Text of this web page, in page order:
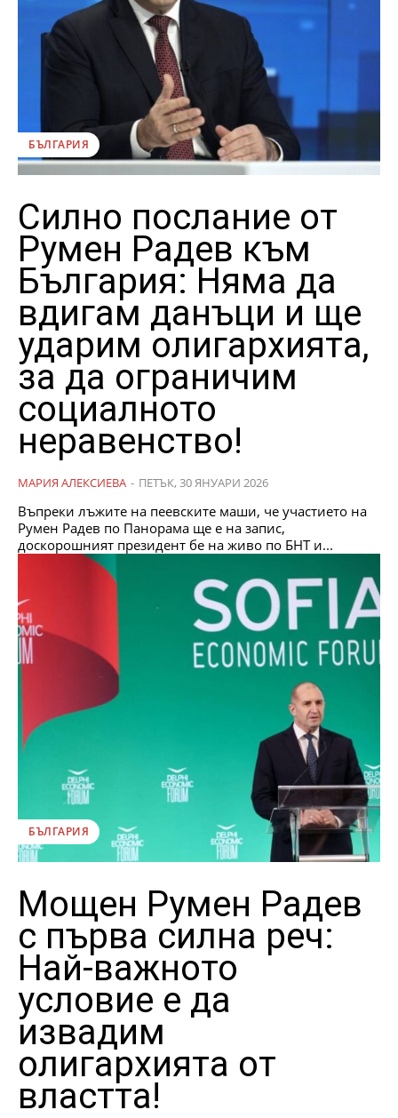
БЪЛГАРИЯ
Силно послание от
Румен Радев към
България: Няма да
вдигам данъци и ще
ударим олигархията,
за да ограничим
социалното
неравенство!
МАРИЯ АЛЕКСИЕВА - ПЕТЪК, 30 ЯНУАРИ 2026
Въпреки лъжите на пеевските маши, че участието на
Румен Радев по Панорама ще е на запис,
доскорошният президент бе на живо по БНТ и...
БЪЛГАРИЯ
Мощен Румен Радев
с първа силна реч:
Най-важното
условие е да
извадим
олигархията от
властта!